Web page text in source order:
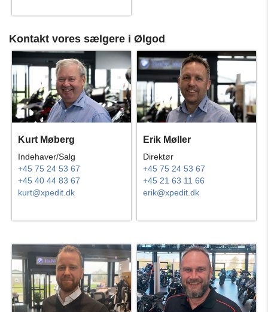
Kontakt vores sælgere i Ølgod
Kurt Møberg
Indehaver/Salg
+45 75 24 53 67
+45 40 44 83 67
kurt@xpedit.dk
Erik Møller
Direktør
+45 75 24 53 67
+45 21 63 11 66
erik@xpedit.dk